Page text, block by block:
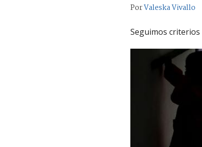
PorValeska Vivallo
Seguimos criterios